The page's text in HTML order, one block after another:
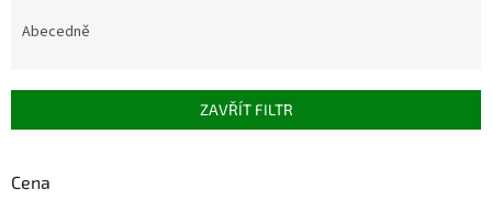
r
d
Abecedně
ZAVŘÍT FILTR
Cena